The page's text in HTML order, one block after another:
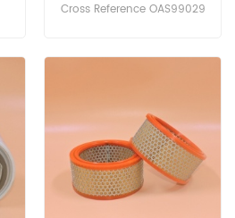
Cross Reference OAS99029
Compair-Luchard و Demag
و Ecoair و Fiac و Gardner
Denver و Power Systen.